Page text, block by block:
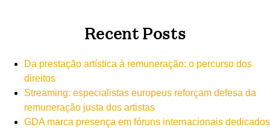
Recent Posts
Da prestação artística à remuneração: o percurso dos
direitos
Streaming: especialistas europeus reforçam defesa da
remuneração justa dos artistas
GDA marca presença em fóruns internacionais dedicados